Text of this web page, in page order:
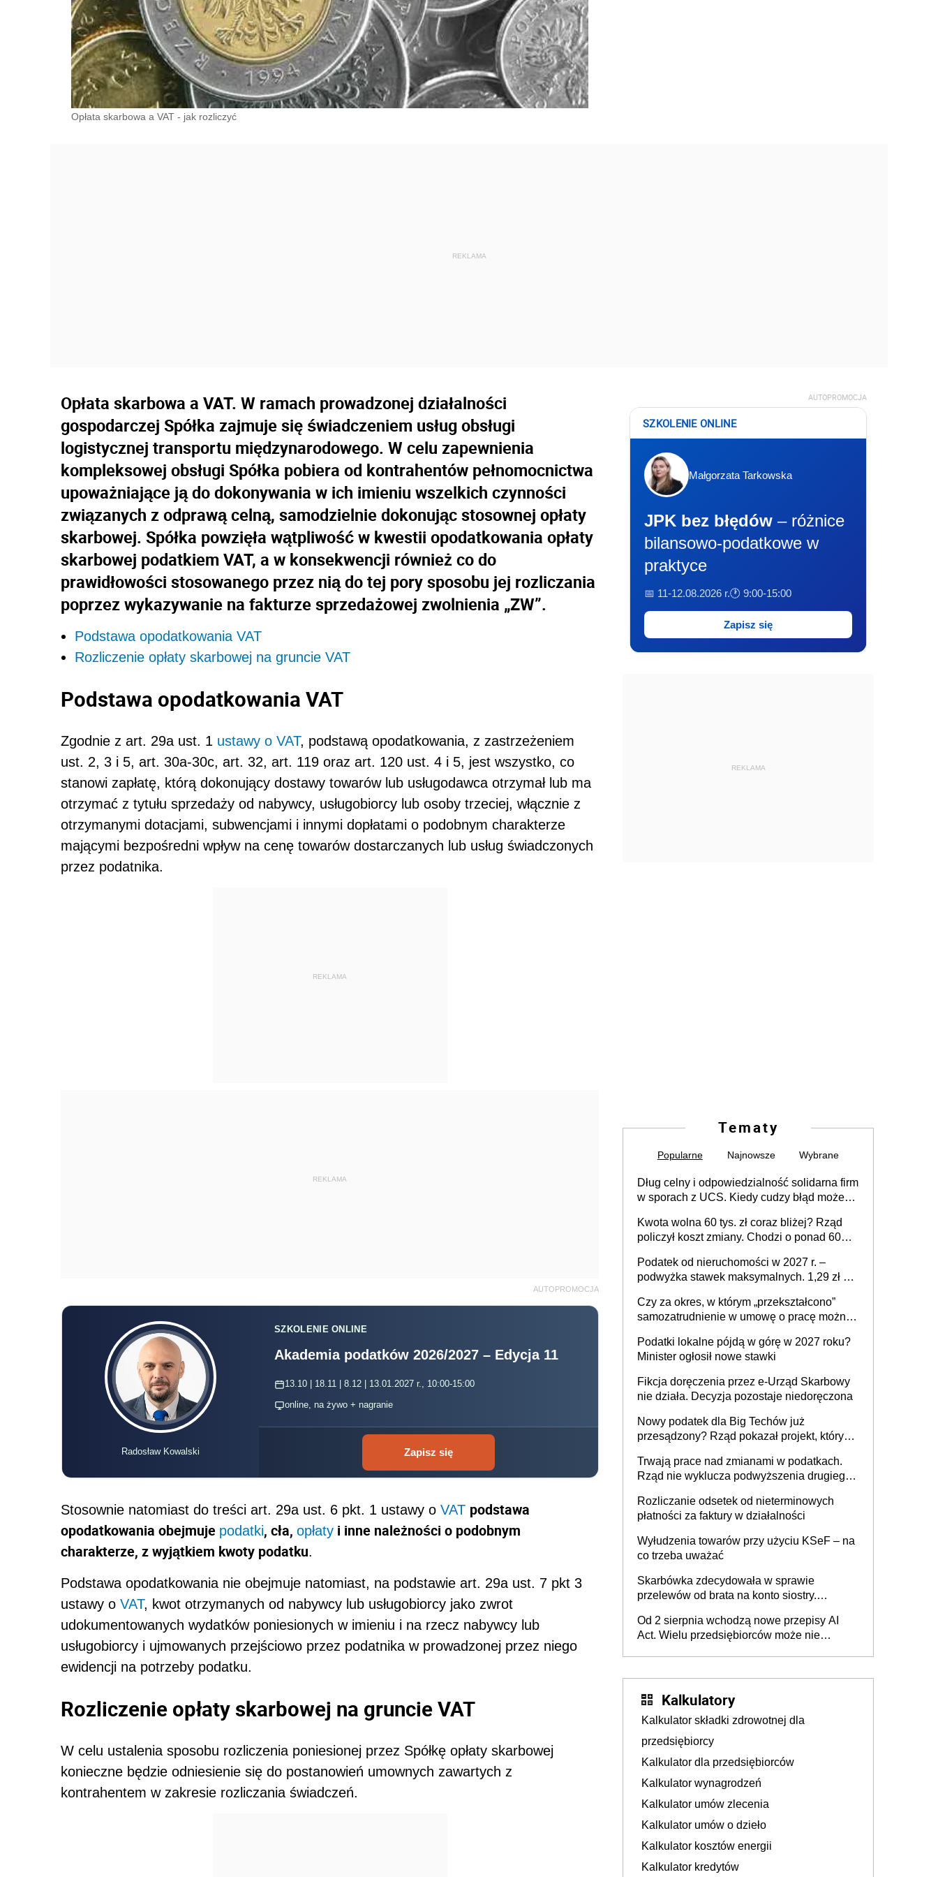
Opłata skarbowa a VAT - jak rozliczyć
Opłata skarbowa a VAT. W ramach prowadzonej działalności
gospodarczej Spółka zajmuje się świadczeniem usług obsługi
logistycznej transportu międzynarodowego. W celu zapewnienia
kompleksowej obsługi Spółka pobiera od kontrahentów pełnomocnictwa
upoważniające ją do dokonywania w ich imieniu wszelkich czynności
związanych z odprawą celną, samodzielnie dokonując stosownej opłaty
skarbowej. Spółka powzięła wątpliwość w kwestii opodatkowania opłaty
skarbowej podatkiem VAT, a w konsekwencji również co do
prawidłowości stosowanego przez nią do tej pory sposobu jej rozliczania
poprzez wykazywanie na fakturze sprzedażowej zwolnienia „ZW”.
Podstawa opodatkowania VAT
Rozliczenie opłaty skarbowej na gruncie VAT
Podstawa opodatkowania VAT
Zgodnie z art. 29a ust. 1 ustawy o VAT, podstawą opodatkowania, z zastrzeżeniem
ust. 2, 3 i 5, art. 30a-30c, art. 32, art. 119 oraz art. 120 ust. 4 i 5, jest wszystko, co
stanowi zapłatę, którą dokonujący dostawy towarów lub usługodawca otrzymał lub ma
otrzymać z tytułu sprzedaży od nabywcy, usługobiorcy lub osoby trzeciej, włącznie z
otrzymanymi dotacjami, subwencjami i innymi dopłatami o podobnym charakterze
mającymi bezpośredni wpływ na cenę towarów dostarczanych lub usług świadczonych
przez podatnika.
REKLAMA
REKLAMA
AUTOPROMOCJA
Radosław Kowalski
SZKOLENIE ONLINE
Akademia podatków 2026/2027 – Edycja 11
13.10 | 18.11 | 8.12 | 13.01.2027 r., 10:00-15:00
online, na żywo + nagranie
Zapisz się
Stosownie natomiast do treści art. 29a ust. 6 pkt. 1 ustawy o VAT podstawa
opodatkowania obejmuje podatki, cła, opłaty i inne należności o podobnym
charakterze, z wyjątkiem kwoty podatku.
Podstawa opodatkowania nie obejmuje natomiast, na podstawie art. 29a ust. 7 pkt 3
ustawy o VAT, kwot otrzymanych od nabywcy lub usługobiorcy jako zwrot
udokumentowanych wydatków poniesionych w imieniu i na rzecz nabywcy lub
usługobiorcy i ujmowanych przejściowo przez podatnika w prowadzonej przez niego
ewidencji na potrzeby podatku.
Rozliczenie opłaty skarbowej na gruncie VAT
W celu ustalenia sposobu rozliczenia poniesionej przez Spółkę opłaty skarbowej
konieczne będzie odniesienie się do postanowień umownych zawartych z
kontrahentem w zakresie rozliczania świadczeń.
AUTOPROMOCJA
SZKOLENIE ONLINE
Małgorzata Tarkowska
JPK bez błędów – różnice
bilansowo-podatkowe w
praktyce
📅 11-12.08.2026 r.🕐 9:00-15:00
Zapisz się
REKLAMA
Tematy
Popularne Najnowsze Wybrane
Dług celny i odpowiedzialność solidarna firm
w sporach z UCS. Kiedy cudzy błąd może
Kwota wolna 60 tys. zł coraz bliżej? Rząd
policzył koszt zmiany. Chodzi o ponad 60
Podatek od nieruchomości w 2027 r. –
podwyżka stawek maksymalnych. 1,29 zł za
budynków i lokali związanych z
prowadzeniem działalności gospodarczej
Czy za okres, w którym „przekształcono”
samozatrudnienie w umowę o pracę można
umowy cywilnoprawnej jedynym
racjonalnym wyjściem
Podatki lokalne pójdą w górę w 2027 roku?
Minister ogłosił nowe stawki
Fikcja doręczenia przez e-Urząd Skarbowy
nie działa. Decyzja pozostaje niedoręczona
Nowy podatek dla Big Techów już
przesądzony? Rząd pokazał projekt, który
Trwają prace nad zmianami w podatkach.
Rząd nie wyklucza podwyższenia drugiego
Rozliczanie odsetek od nieterminowych
płatności za faktury w działalności
Wyłudzenia towarów przy użyciu KSeF – na
co trzeba uważać
Skarbówka zdecydowała w sprawie
przelewów od brata na konto siostry.
darowizna, ale podatku jednak nie będzie
Od 2 sierpnia wchodzą nowe przepisy AI
Act. Wielu przedsiębiorców może nie
Kalkulatory
Kalkulator składki zdrowotnej dla
przedsiębiorcy
Kalkulator dla przedsiębiorców
Kalkulator wynagrodzeń
Kalkulator umów zlecenia
Kalkulator umów o dzieło
Kalkulator kosztów energii
Kalkulator kredytów